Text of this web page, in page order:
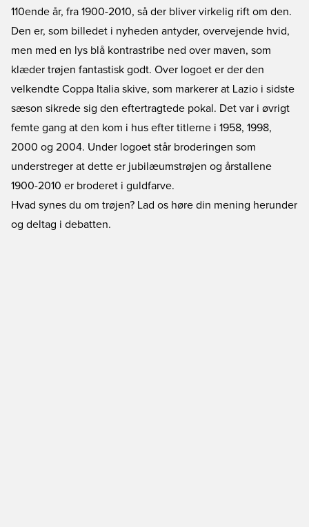
110ende år, fra 1900-2010, så der bliver virkelig rift om den.
Den er, som billedet i nyheden antyder, overvejende hvid,
men med en lys blå kontrastribe ned over maven, som
klæder trøjen fantastisk godt. Over logoet er der den
velkendte Coppa Italia skive, som markerer at Lazio i sidste
sæson sikrede sig den eftertragtede pokal. Det var i øvrigt
femte gang at den kom i hus efter titlerne i 1958, 1998,
2000 og 2004. Under logoet står broderingen som
understreger at dette er jubilæumstrøjen og årstallene
1900-2010 er broderet i guldfarve.
Hvad synes du om trøjen? Lad os høre din mening herunder
og deltag i debatten.